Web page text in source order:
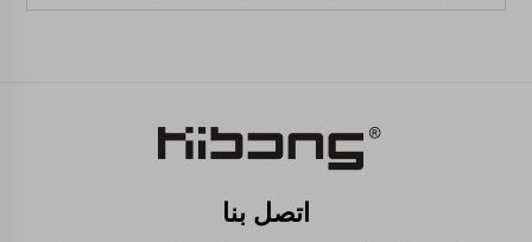
اتصل بنا